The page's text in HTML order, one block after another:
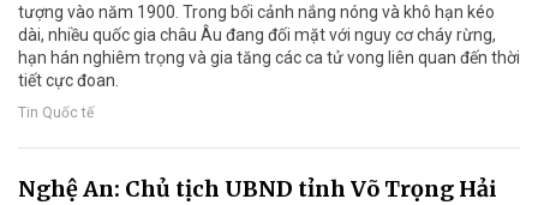
tượng vào năm 1900. Trong bối cảnh nắng nóng và khô hạn kéo
dài, nhiều quốc gia châu Âu đang đối mặt với nguy cơ cháy rừng,
hạn hán nghiêm trọng và gia tăng các ca tử vong liên quan đến thời
tiết cực đoan.
Tin Quốc tế
Nghệ An: Chủ tịch UBND tỉnh Võ Trọng Hải